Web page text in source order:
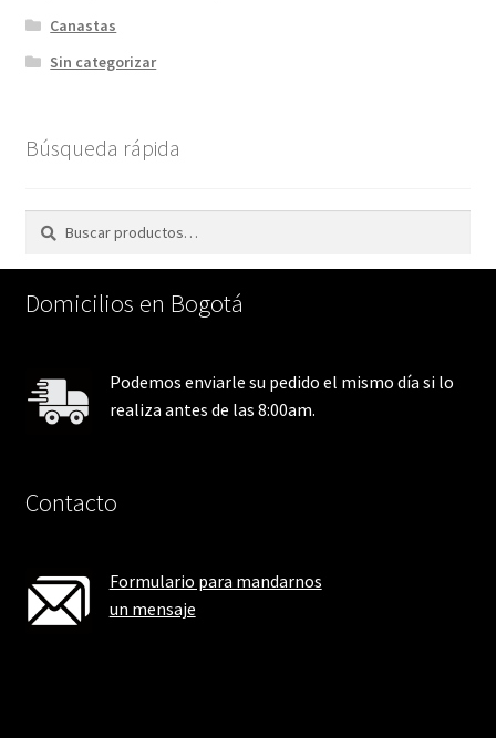
Canastas
Sin categorizar
Búsqueda rápida
Buscar
Buscar
Domicilios en Bogotá
Podemos enviarle su pedido el mismo día si lo
realiza antes de las 8:00am.
Contacto
Formulario para mandarnos
un mensaje